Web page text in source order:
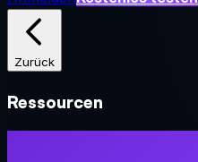
Zurück
Ressourcen